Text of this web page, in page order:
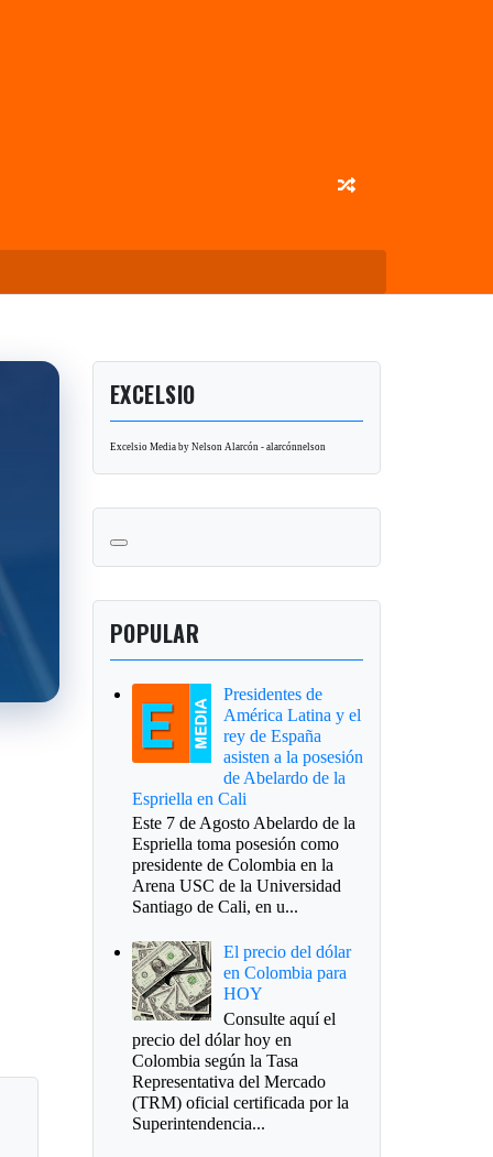
EXCELSIO
Excelsio Media by Nelson Alarcón - alarcónnelson
POPULAR
Presidentes de
América Latina y el
rey de España
asisten a la posesión
de Abelardo de la
Espriella en Cali
Este 7 de Agosto Abelardo de la
Espriella toma posesión como
presidente de Colombia en la
Arena USC de la Universidad
Santiago de Cali, en u...
El precio del dólar
en Colombia para
HOY
Consulte aquí el
precio del dólar hoy en
Colombia según la Tasa
Representativa del Mercado
(TRM) oficial certificada por la
Superintendencia...